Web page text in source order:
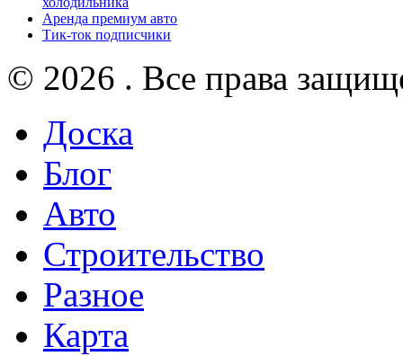
Аренда премиум авто
Тик-ток подписчики
© 2026 . Все права
Доска
Блог
Авто
Строительство
Разное
Карта